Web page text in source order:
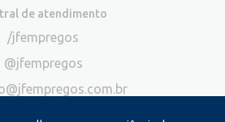
de atendimento
/jfempregos
@jfempregos